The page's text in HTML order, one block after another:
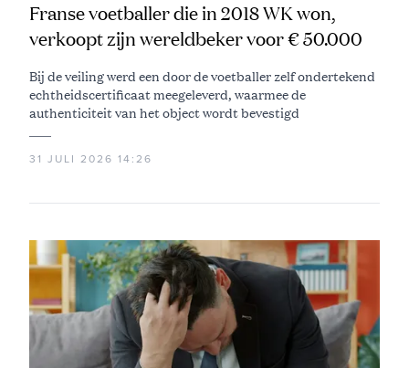
Franse voetballer die in 2018 WK won,
verkoopt zijn wereldbeker voor € 50.000
Bij de veiling werd een door de voetballer zelf ondertekend
echtheidscertificaat meegeleverd, waarmee de
authenticiteit van het object wordt bevestigd
31 JULI 2026 14:26